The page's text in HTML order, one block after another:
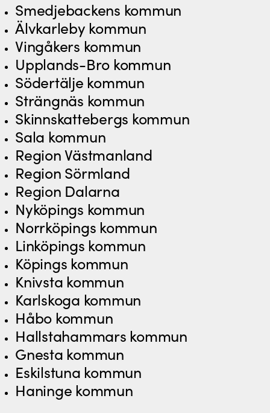
Smedjebackens kommun
Älvkarleby kommun
Vingåkers kommun
Upplands-Bro kommun
Södertälje kommun
Strängnäs kommun
Skinnskattebergs kommun
Sala kommun
Region Västmanland
Region Sörmland
Region Dalarna
Nyköpings kommun
Norrköpings kommun
Linköpings kommun
Köpings kommun
Knivsta kommun
Karlskoga kommun
Håbo kommun
Hallstahammars kommun
Gnesta kommun
Eskilstuna kommun
Haninge kommun